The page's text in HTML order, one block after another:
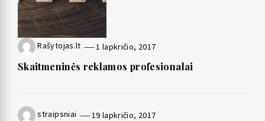
Rašytojas.lt 1 lapkričio, 2017
Skaitmeninės reklamos profesionalai
straipsniai 19 lapkričio, 2017